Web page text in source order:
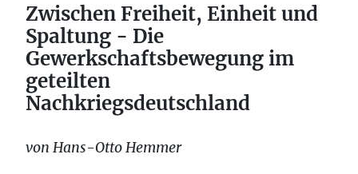
Zwischen Freiheit, Einheit und
Spaltung - Die
Gewerkschaftsbewegung im
geteilten
Nachkriegsdeutschland
von Hans-Otto Hemmer